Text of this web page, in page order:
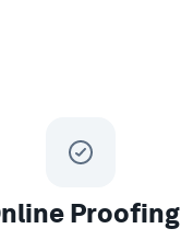
Proofing